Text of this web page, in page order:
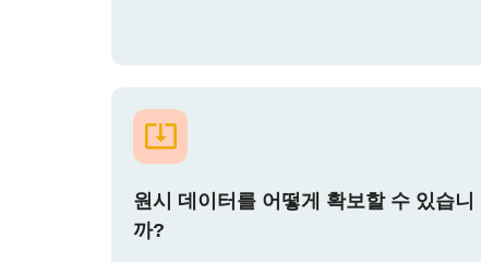
원시 데이터를 어떻게 확보할 수 있습니
까?